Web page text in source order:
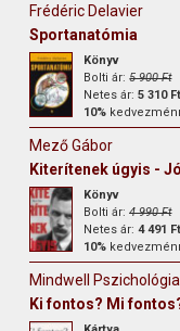
Frédéric Delavier
Sportanatómia
Könyv
Bolti ár:5 900 Ft
Netes ár:5 310 Ft
10%
Mező Gábor
Kiterítenek úgyis -
Könyv
Bolti ár:4 990 Ft
Netes ár:4 491 Ft
10%
Mindwell Pszichológia
Ki fontos? Mi